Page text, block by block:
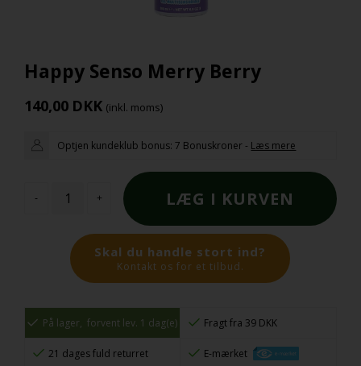
Happy Senso Merry Berry
140,00 DKK (inkl. moms)
Optjen kundeklub bonus:7 Bonuskroner - Læs mere
- +
Skal du handle stort ind?
Kontakt os for et tilbud.
På lager,forvent lev. 1 dag(e) Fragt fra 39 DKK
21 dages fuld returret E-mærket